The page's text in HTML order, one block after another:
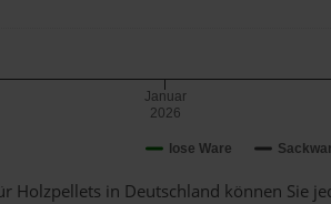
lose Ware
Januar
2026
Holzpellets in Deutschland können Sie